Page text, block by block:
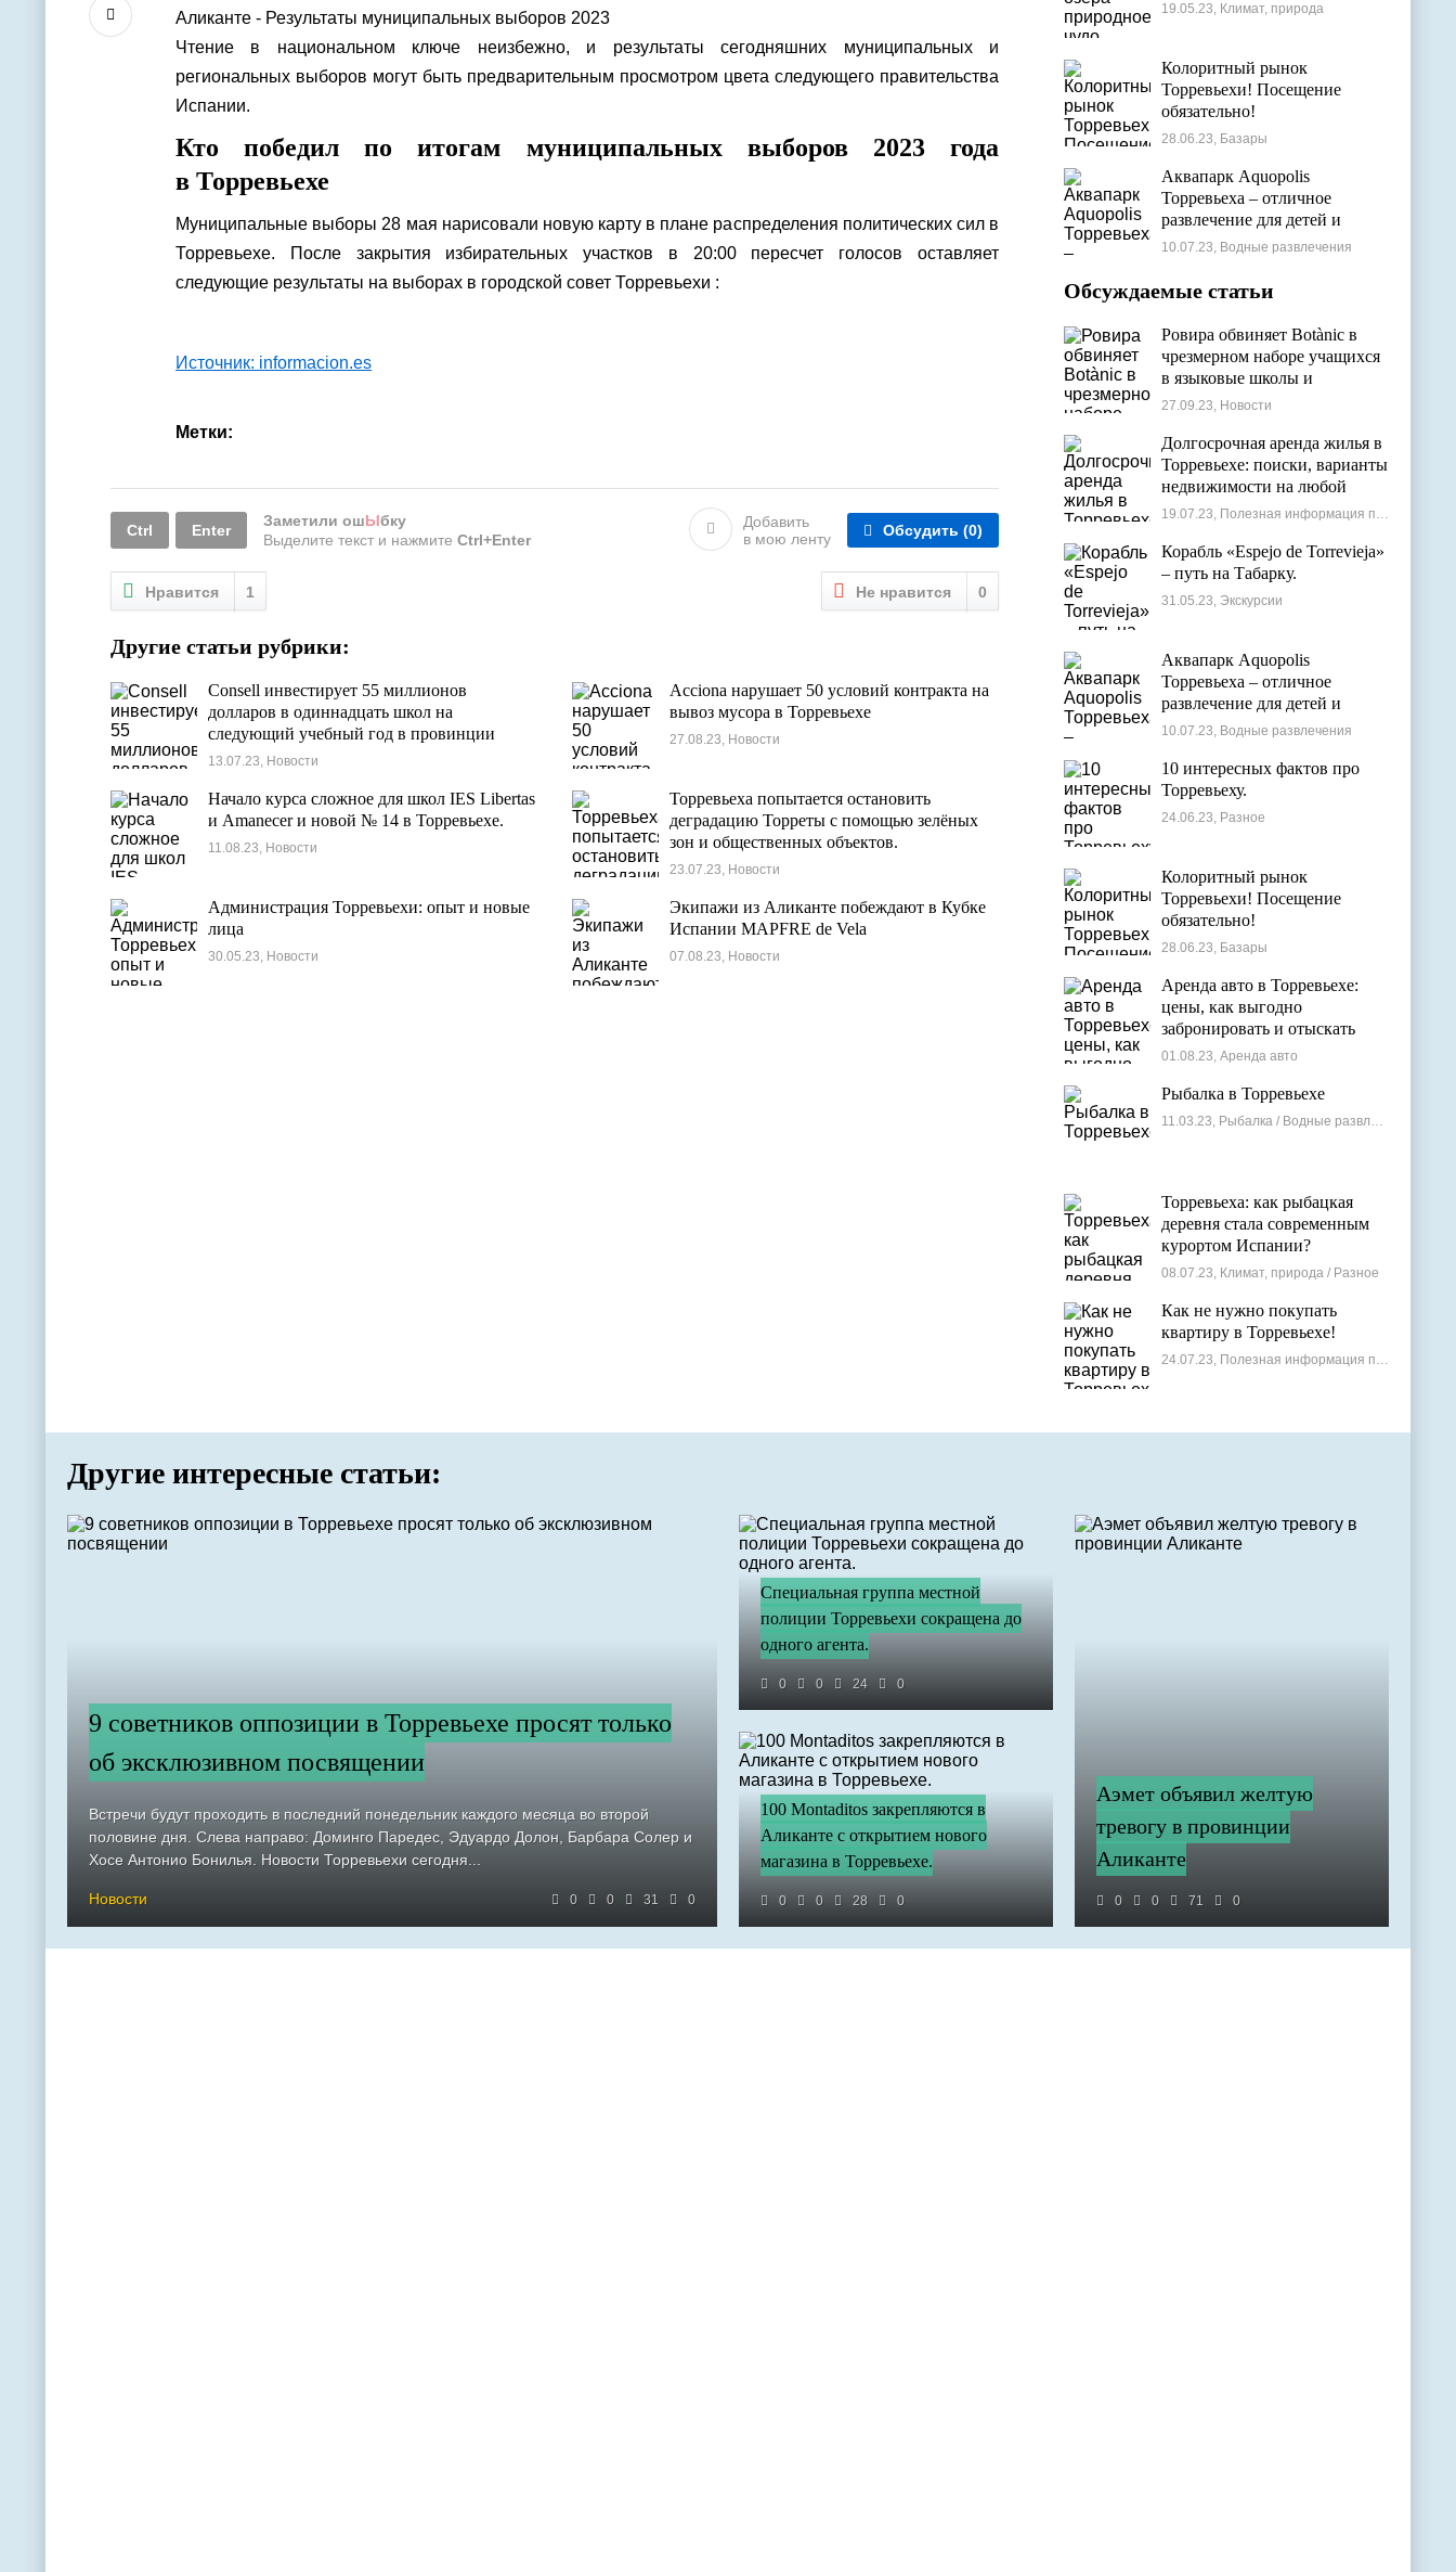
Аликанте - Результаты муниципальных выборов 2023
Чтение в национальном ключе неизбежно, и результаты сегодняшних муниципальных и
региональных выборов могут быть предварительным просмотром цвета следующего правительства
Испании.
Кто победил по итогам муниципальных выборов 2023 года
в Торревьехе
Муниципальные выборы 28 мая нарисовали новую карту в плане распределения политических сил в
Торревьехе. После закрытия избирательных участков в 20:00 пересчет голосов оставляет
следующие результаты на выборах в городской совет Торревьехи :
Источник: informacion.es
Метки:
Ctrl Enter
Заметили ошЫбку
Выделите текст и нажмите Ctrl+Enter
Добавить
в мою ленту
Обсудить (0)
Нравится 1 Не нравится 0
Другие статьи рубрики:
Consell инвестирует 55 миллионов
долларов в одиннадцать школ на
следующий учебный год в провинции
Аликанте.
13.07.23, Новости
Acciona нарушает 50 условий контракта на
вывоз мусора в Торревьехе
27.08.23, Новости
Начало курса сложное для школ IES Libertas
и Amanecer и новой № 14 в Торревьехе.
11.08.23, Новости
Торревьеха попытается остановить
деградацию Торреты с помощью зелёных
зон и общественных объектов.
23.07.23, Новости
Администрация Торревьехи: опыт и новые
лица
30.05.23, Новости
Экипажи из Аликанте побеждают в Кубке
Испании MAPFRE de Vela
07.08.23, Новости
19.05.23, Климат, природа
Колоритный рынок
Торревьехи! Посещение
обязательно!
28.06.23, Базары
Аквапарк Aquopolis
Торревьеха – отличное
развлечение для детей и
взрослых
10.07.23, Водные развлечения
Обсуждаемые статьи
Ровира обвиняет Botànic в
чрезмерном наборе учащихся
в языковые школы и
проблемах с ассигнованиями
27.09.23, Новости
Долгосрочная аренда жилья в
Торревьехе: поиски, варианты
недвижимости на любой
бюджет
19.07.23, Полезная информация по недвижимости
Корабль «Espejo de Torrevieja»
– путь на Табарку.
31.05.23, Экскурсии
Аквапарк Aquopolis
Торревьеха – отличное
развлечение для детей и
взрослых
10.07.23, Водные развлечения
10 интересных фактов про
Торревьеху.
24.06.23, Разное
Колоритный рынок
Торревьехи! Посещение
обязательно!
28.06.23, Базары
Аренда авто в Торревьехе:
цены, как выгодно
забронировать и отыскать
лучшие варианты
01.08.23, Аренда авто
Рыбалка в Торревьехе
11.03.23, Рыбалка / Водные развлечения
Торревьеха: как рыбацкая
деревня стала современным
курортом Испании?
08.07.23, Климат, природа / Разное
Как не нужно покупать
квартиру в Торревьехе!
24.07.23, Полезная информация по недвижимости
Другие интересные статьи:
9 советников оппозиции в Торревьехе просят только
об эксклюзивном посвящении
Встречи будут проходить в последний понедельник каждого месяца во второй
половине дня. Слева направо: Доминго Паредес, Эдуардо Долон, Барбара Солер и
Хосе Антонио Бонилья. Новости Торревьехи сегодня...
Новости 0 0 31 0
Специальная группа местной
полиции Торревьехи сокращена до
одного агента.
0 0 24 0
Аэмет объявил желтую
тревогу в провинции
Аликанте
0 0 71 0
100 Montaditos закрепляются в
Аликанте с открытием нового
магазина в Торревьехе.
0 0 28 0